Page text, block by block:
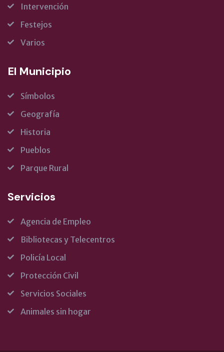
Intervención
Festejos
Varios
El Municipio
Símbolos
Geografía
Historia
Pueblos
Parque Rural
Servicios
Agencia de Empleo
Bibliotecas y Telecentros
Policía Local
Protección Civil
Servicios Sociales
Animales sin hogar